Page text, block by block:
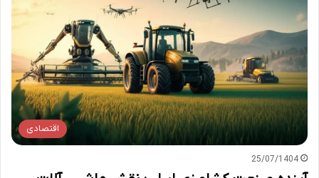
اقتصادی
25/07/1404